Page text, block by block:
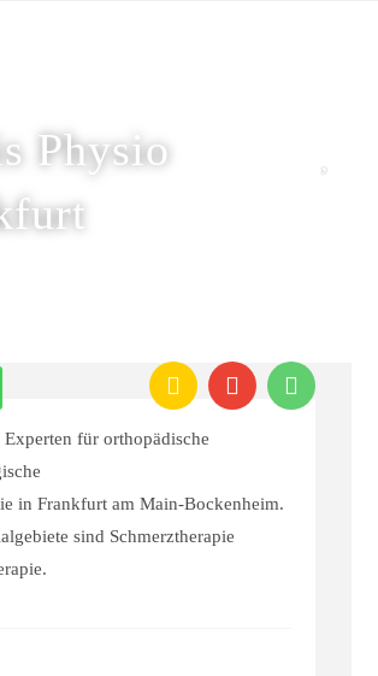
Physio
für orthopädische
in Frankfurt am Main-Bockenheim.
sind Schmerztherapie